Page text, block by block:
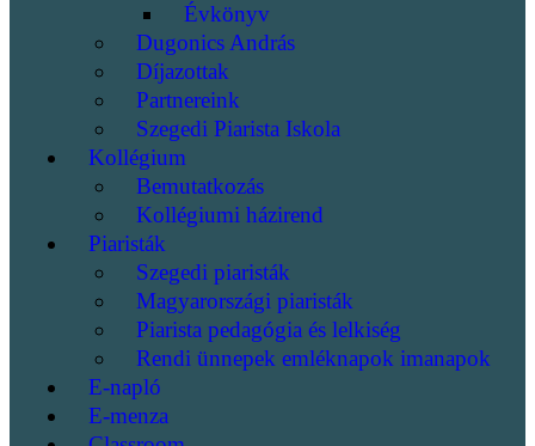
Évkönyv
Dugonics András
Díjazottak
Partnereink
Szegedi Piarista Iskola
Kollégium
Bemutatkozás
Kollégiumi házirend
Piaristák
Szegedi piaristák
Magyarországi piaristák
Piarista pedagógia és lelkiség
Rendi ünnepek emléknapok imanapok
E-napló
E-menza